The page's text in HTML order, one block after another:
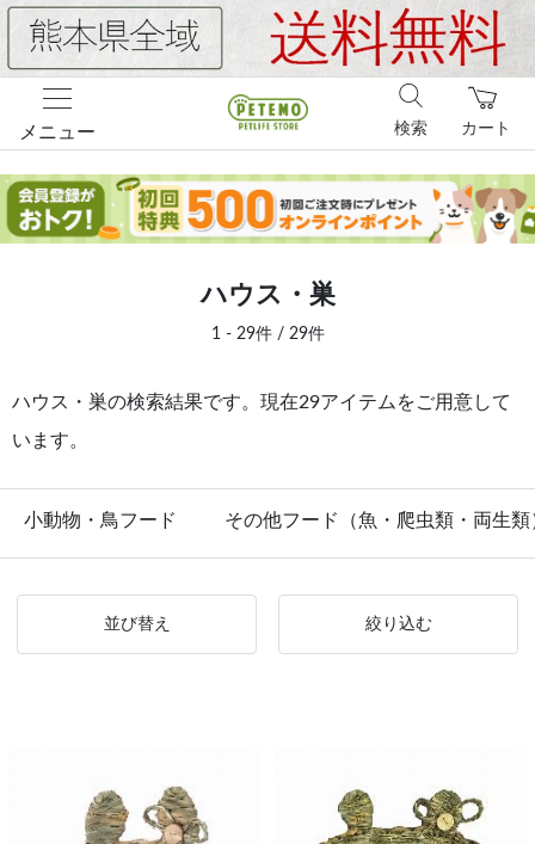
メニュー カート
検索
ハウス・巣
1 - 29件 / 29件
ハウス・巣の検索結果です。現在29アイテムをご用意して
います。
小動物・鳥フード その他フード（魚・爬虫類・両生類
並び替え 絞り込む